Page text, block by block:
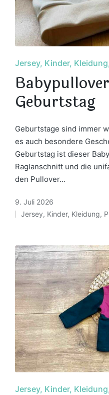
Posted
in
Jersey Kinder Kleidung
Geburtstag
Geburtstage sind immer
es auch besondere
Geburtstag ist dieser
Raglanschnitt und die
den Pullover…
9. Juli 2026
Posted
Jersey, Kinder, Kleidung,
Posted
Jersey Kinder Kleidung